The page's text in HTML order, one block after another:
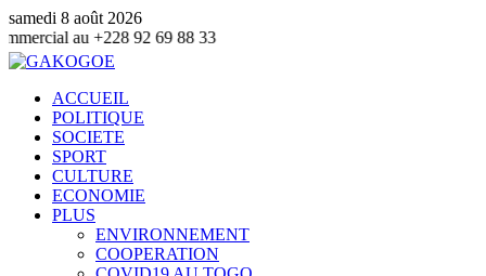
samedi 8 août 2026
92 69 88 33
ACCUEIL
POLITIQUE
SOCIETE
SPORT
CULTURE
ECONOMIE
PLUS
ENVIRONNEMENT
COOPERATION